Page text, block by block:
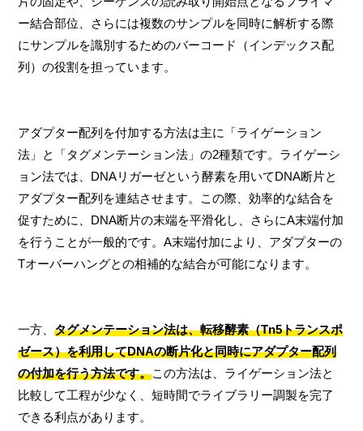
ー結合部位、さらには複数のサンプルを同時に解析する際
にサンプルを識別するためのバーコード（インデックス配
列）の役割を担っています。
アダプター配列を付加する方法は主に「ライゲーション
法」と「タグメンテーション法」の2種類です。ライゲーシ
ョン法では、DNAリガーゼという酵素を用いてDNA断片と
アダプター配列を連結させます。この際、効率的な結合を
促すために、DNA断片の末端を平滑化し、さらにA末端付加
を行うことが一般的です。A末端付加により、アダプターの
Tオーバーハングとの相補的な結合が可能になります。
一方、タグメンテーション法は、転移酵素（Tn5トランスポ
ゼース）を利用してDNAの断片化と同時にアダプター配列
の付加を行う方法です。この方法は、ライゲーション法と
比較して工程が少なく、短時間でライブラリー調製を完了
できる利点があります。